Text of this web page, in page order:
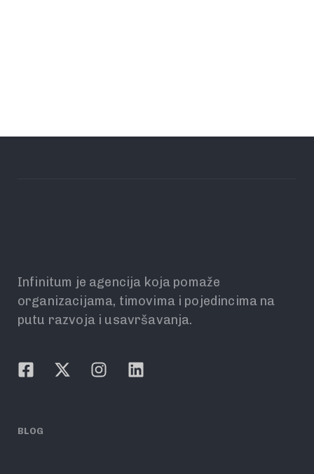
Infinitum je agencija koja pomaže
organizacijama, timovima i pojedincima na
putu razvoja i usavršavanja.
BLOG